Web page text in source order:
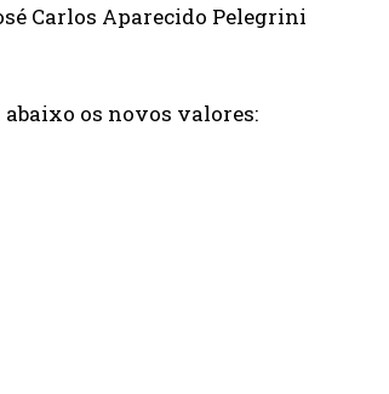
Carlos Aparecido Pelegrini
os novos valores: